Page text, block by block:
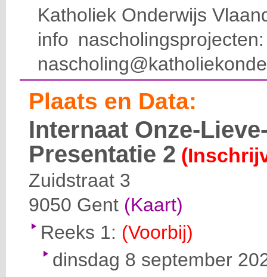
Katholiek Onderwijs
info
Plaats en Data:
Internaat Onze-
Presentatie 2
Zuidstraat 3
9050 Gent (Kaart)
Reeks 1: (Voorbij)
dinsdag 8 september